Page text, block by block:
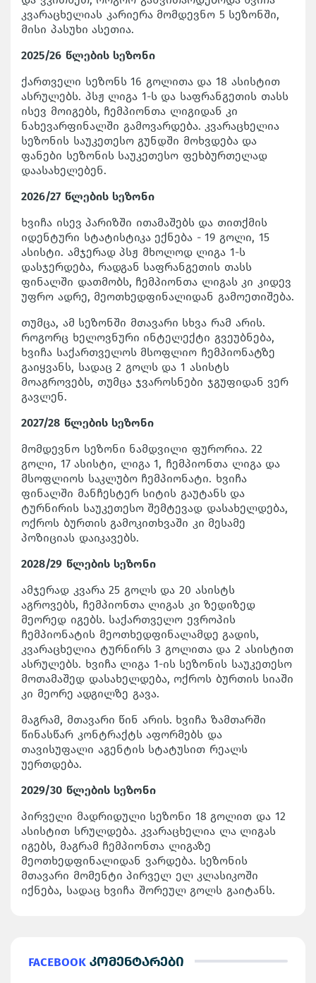
კვარაცხელიას კარიერა მომდევნო 5 სეზონში,
მისი პასუხი ასეთია.
2025/26 წლების სეზონი
ქართველი სეზონს 16 გოლითა და 18 ასისტით
ასრულებს. პსჟ ლიგა 1-ს და საფრანგეთის თასს
ისევ მოიგებს, ჩემპიონთა ლიგიდან კი
ნახევარფინალში გამოვარდება. კვარაცხელია
სეზონის საუკეთესო გუნდში მოხვდება და
ფანები სეზონის საუკეთესო ფეხბურთელად
დაასახელებენ.
2026/27 წლების სეზონი
ხვიჩა ისევ პარიზში ითამაშებს და თითქმის
იდენტური სტატისტიკა ექნება - 19 გოლი, 15
ასისტი. ამჯერად პსჟ მხოლოდ ლიგა 1-ს
დასჯერდება, რადგან საფრანგეთის თასს
ფინალში დათმობს, ჩემპიონთა ლიგას კი კიდევ
უფრო ადრე, მეოთხედფინალიდან გამოეთიშება.
თუმცა, ამ სეზონში მთავარი სხვა რამ არის.
როგორც ხელოვნური ინტელექტი გვეუბნება,
ხვიჩა საქართველოს მსოფლიო ჩემპიონატზე
გაიყვანს, სადაც 2 გოლს და 1 ასისტს
მოაგროვებს, თუმცა ჯვაროსნები ჯგუფიდან ვერ
გავლენ.
2027/28 წლების სეზონი
მომდევნო სეზონი ნამდვილი ფურორია. 22
გოლი, 17 ასისტი, ლიგა 1, ჩემპიონთა ლიგა და
მსოფლიოს საკლუბო ჩემპიონატი. ხვიჩა
ფინალში მანჩესტერ სიტის გაუტანს და
ტურნირის საუკეთესო შემტევად დასახელდება,
ოქროს ბურთის გამოკითხვაში კი მესამე
პოზიციას დაიკავებს.
2028/29 წლების სეზონი
ამჯერად კვარა 25 გოლს და 20 ასისტს
აგროვებს, ჩემპიონთა ლიგას კი ზედიზედ
მეორედ იგებს. საქართველო ევროპის
ჩემპიონატის მეოთხედფინალამდე გადის,
კვარაცხელია ტურნირს 3 გოლითა და 2 ასისტით
ასრულებს. ხვიჩა ლიგა 1-ის სეზონის საუკეთესო
მოთამაშედ დასახელდება, ოქროს ბურთის სიაში
კი მეორე ადგილზე გავა.
მაგრამ, მთავარი წინ არის. ხვიჩა ზამთარში
წინასწარ კონტრაქტს აფორმებს და
თავისუფალი აგენტის სტატუსით რეალს
უერთდება.
2029/30 წლების სეზონი
პირველი მადრიდული სეზონი 18 გოლით და 12
ასისტით სრულდება. კვარაცხელია ლა ლიგას
იგებს, მაგრამ ჩემპიონთა ლიგაზე
მეოთხედფინალიდან ვარდება. სეზონის
მთავარი მომენტი პირველ ელ კლასიკოში
იქნება, სადაც ხვიჩა შორეულ გოლს გაიტანს.
Facebook კომენტარები